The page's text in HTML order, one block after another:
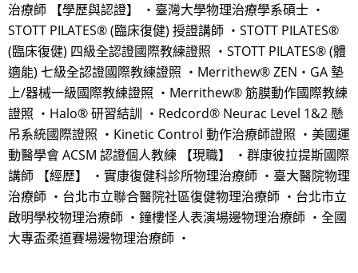
治療師 【學歷與認證】 ・臺灣大學物理治療學系碩士 ・
STOTT PILATES® (臨床復健) 授證講師 ・STOTT PILATES®
(臨床復健) 四級全認證國際教練證照 ・STOTT PILATES® (體
適能) 七級全認證國際教練證照 ・Merrithew® ZEN‧GA 墊
上/器械一級國際教練證照 ・Merrithew® 筋膜動作國際教練
證照 ・Halo® 研習結訓 ・Redcord® Neurac Level 1&2 懸
吊系統國際證照 ・Kinetic Control 動作治療師證照 ・美國運
動醫學會 ACSM 認證個人教練 【現職】 ・群康彼拉提斯國際
講師 【經歷】 ・實康復健科診所物理治療師 ・臺大醫院物理
治療師 ・台北市立聯合醫院社區復健物理治療師 ・台北市立
啟明學校物理治療師 ・鐘樓怪人表演場邊物理治療師 ・全國
大專盃柔道賽場邊物理治療師 ・